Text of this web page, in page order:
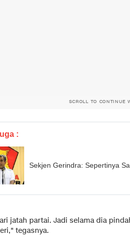
SCROLL TO CONTINUE
:
Sekjen Gerindra: Sepertinya
jatah partai. Jadi selama dia
tegasnya.